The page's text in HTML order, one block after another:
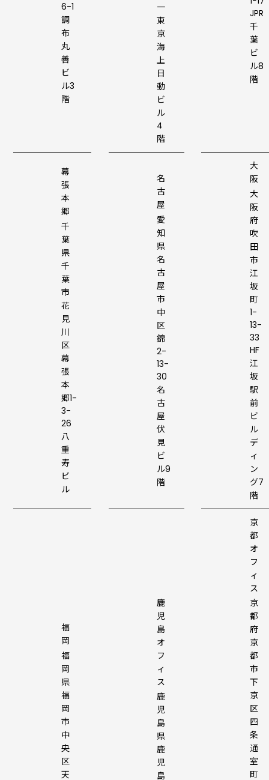
6-1
調
布
丸
善
ビ
ル3
階
一
東
京
海
上
日
動
ビ
ル
4
階
JPR
千
葉
ビ
ル8
階
幕
張
本
郷
千
葉
県
千
葉
市
花
見
川
区
幕
張
本
郷1-
3-
26
八
重
寿
ビ
ル
名
古
屋
愛
知
県
名
古
屋
市
中
区
錦
2-
13-
30
名
古
屋
伏
見
ビ
ル9
階
大
阪
大
阪
府
吹
田
市
江
坂
町
1-
13-
33
HF
江
坂
駅
前
ビ
ル
デ
ィ
ン
グ7
階
福
岡
福
岡
県
福
岡
市
中
央
区
天
鹿
児
島
オ
フ
ィ
ス
鹿
児
島
県
鹿
児
島
京
都
オ
フ
ィ
ス
京
都
府
京
都
市
下
京
区
四
条
通
室
町